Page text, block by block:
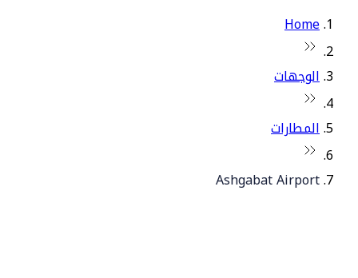
Home
الوجهات
المطارات
Ashgabat Airport